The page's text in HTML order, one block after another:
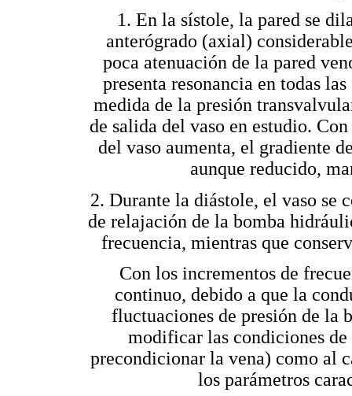
1. En la sístole, la pared se
anterógrado (axial)
poca atenuación de la pared
presenta resonancia en todas
medida de la presión
de salida del vaso en estudio.
del vaso aumenta, el gradiente
aunque reducido,
2. Durante la diástole, el vaso se
de relajación de la bomba
frecuencia, mientras que
Con los incrementos de
continuo, debido a que la
fluctuaciones de presión de la
modificar las condiciones
precondicionar la vena) como al
los parámetros